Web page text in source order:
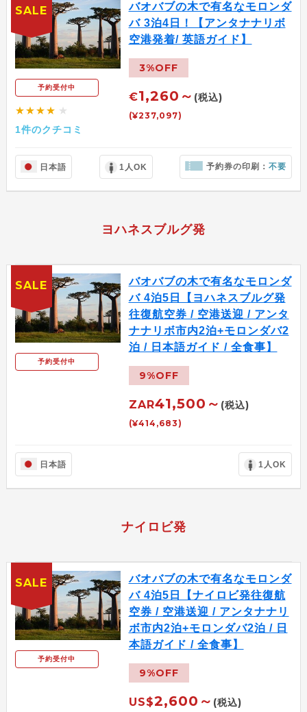
予約受付中
★★★★ ★
1件のクチコミ
バオバブの木で有名なモロンダ
バ 3泊4日！【アンタナナリボ
空港発着/ 英語ガイド】
3%OFF
€1,260～ (税込)
(¥237,097)
日本語 1人OK 予約券の印刷：不要
SALE
ヨハネスブルグ発
予約受付中
バオバブの木で有名なモロンダ
バ 4泊5日【ヨハネスブルグ発
往復航空券 / 空港送迎 / アンタ
ナナリボ市内2泊+モロンダバ2
泊 / 日本語ガイド / 全食事】
9%OFF
ZAR41,500～ (税込)
(¥414,683)
日本語 1人OK
SALE
ナイロビ発
予約受付中
バオバブの木で有名なモロンダ
バ 4泊5日【ナイロビ発往復航
空券 / 空港送迎 / アンタナナリ
ボ市内2泊+モロンダバ2泊 / 日
本語ガイド / 全食事】
9%OFF
US$2,600～ (税込)
SALE